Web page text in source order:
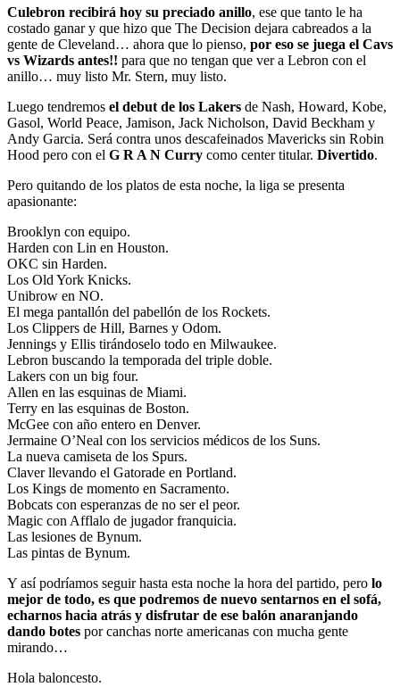
Culebron recibirá hoy su preciado anillo, ese que tanto le ha
costado ganar y que hizo que The Decision dejara cabreados a la
gente de Cleveland… ahora que lo pienso, por eso se juega el Cavs
vs Wizards antes!! para que no tengan que ver a Lebron con el
anillo… muy listo Mr. Stern, muy listo.
Luego tendremos el debut de los Lakers de Nash, Howard, Kobe,
Gasol, World Peace, Jamison, Jack Nicholson, David Beckham y
Andy Garcia. Será contra unos descafeinados Mavericks sin Robin
Hood pero con el G R A N Curry como center titular. Divertido.
Pero quitando de los platos de esta noche, la liga se presenta
apasionante:
Brooklyn con equipo.
Harden con Lin en Houston.
OKC sin Harden.
Los Old York Knicks.
Unibrow en NO.
El mega pantallón del pabellón de los Rockets.
Los Clippers de Hill, Barnes y Odom.
Jennings y Ellis tirándoselo todo en Milwaukee.
Lebron buscando la temporada del triple doble.
Lakers con un big four.
Allen en las esquinas de Miami.
Terry en las esquinas de Boston.
McGee con año entero en Denver.
Jermaine O’Neal con los servicios médicos de los Suns.
La nueva camiseta de los Spurs.
Claver llevando el Gatorade en Portland.
Los Kings de momento en Sacramento.
Bobcats con esperanzas de no ser el peor.
Magic con Afflalo de jugador franquicia.
Las lesiones de Bynum.
Las pintas de Bynum.
Y así podríamos seguir hasta esta noche la hora del partido, pero lo
mejor de todo, es que podremos de nuevo sentarnos en el sofá,
echarnos hacia atrás y disfrutar de ese balón anaranjando
dando botes por canchas norte americanas con mucha gente
mirando…
Hola baloncesto.